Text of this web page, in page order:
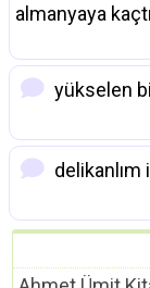
almanyaya
yükselen
delikanlım